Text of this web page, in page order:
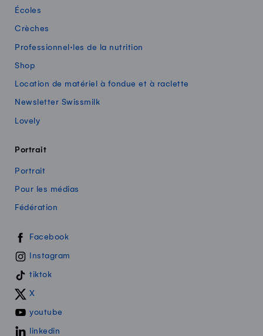
Écoles
Crèches
Professionnel·les de la nutrition
Shop
Location de matériel à fondue et à raclette
Newsletter Swissmilk
Lovely
Portrait
Portrait
Pour les médias
Fédération
Swissmilk sur les réseaux sociaux
Facebook
Instagram
tiktok
X
youtube
linkedin